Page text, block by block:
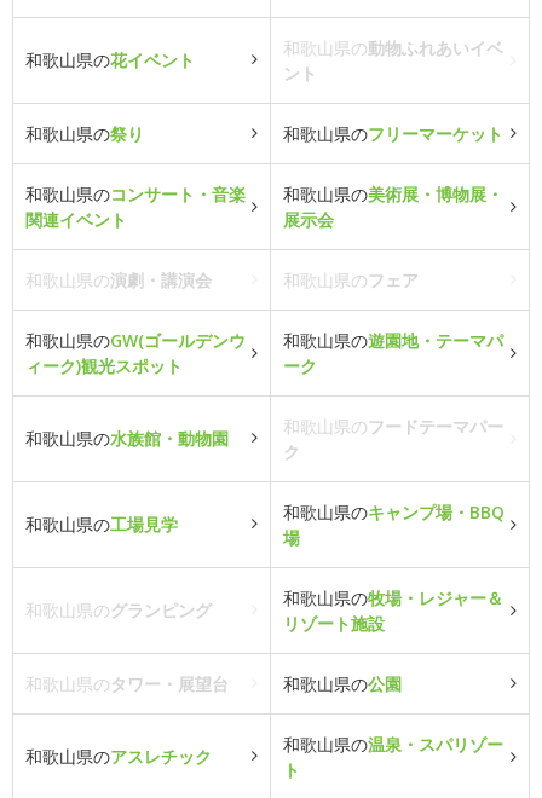
和歌山県の花イベント
和歌山県の動物ふれあいイベ
ント
和歌山県の祭り 和歌山県のフリーマーケット
和歌山県のコンサート・音楽
関連イベント
和歌山県の美術展・博物展・
展示会
和歌山県の演劇・講演会 和歌山県のフェア
和歌山県のGW(ゴールデンウ
ィーク)観光スポット
和歌山県の遊園地・テーマパ
ーク
和歌山県の水族館・動物園
和歌山県のフードテーマパー
ク
和歌山県の工場見学
和歌山県のキャンプ場・BBQ
場
和歌山県のグランピング
和歌山県の牧場・レジャー＆
リゾート施設
和歌山県のタワー・展望台 和歌山県の公園
和歌山県のアスレチック
和歌山県の温泉・スパリゾー
ト